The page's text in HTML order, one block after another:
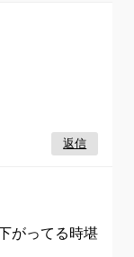
返信
がってる時堪